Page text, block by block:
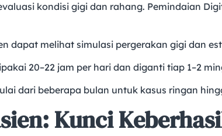
kondisi gigi dan rahang. Pemindaian
dapat melihat simulasi pergerakan gigi dan
20–22 jam per hari dan diganti tiap 1–2
dari beberapa bulan untuk kasus ringan
Kunci